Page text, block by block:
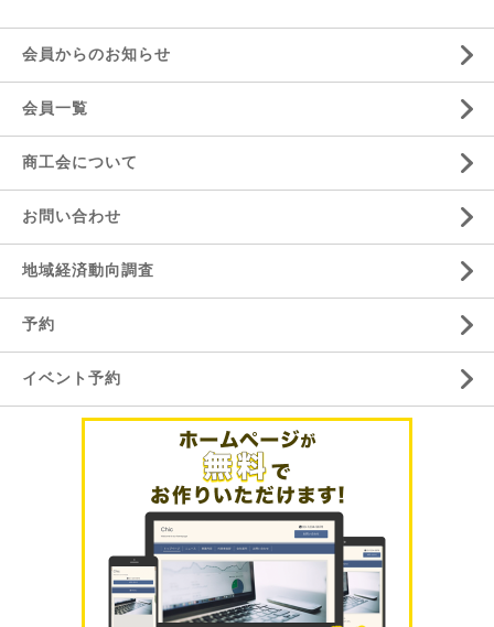
会員からのお知らせ
会員一覧
商工会について
お問い合わせ
地域経済動向調査
予約
イベント予約